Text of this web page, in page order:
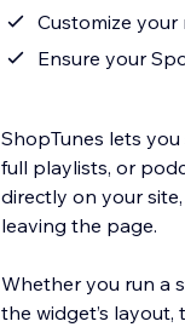
Customize
Ensure your
ShopTunes lets
full playlists, or
directly on your
leaving the page.
Whether you run a
the widget’s